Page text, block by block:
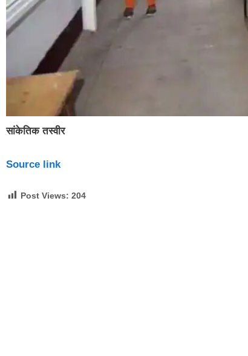
सांकेतिक तस्वीर
Source link
Post Views: 204